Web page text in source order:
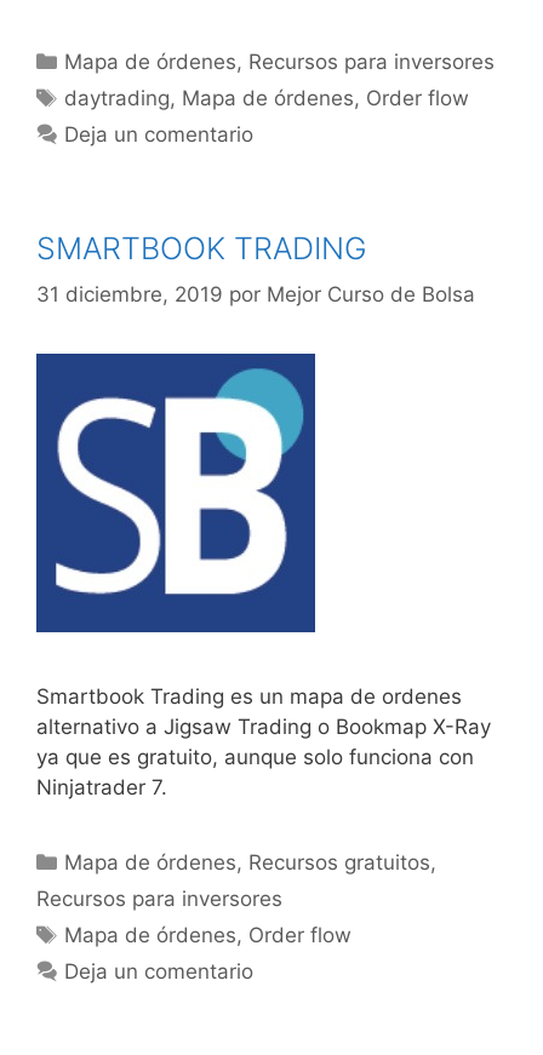
Categorías
Mapa de órdenes, Recursos para inversores
Etiquetas
daytrading, Mapa de órdenes, Order flow
Deja un comentario
SMARTBOOK TRADING
31 diciembre, 2019 por Mejor Curso de Bolsa
Smartbook Trading es un mapa de ordenes
alternativo a Jigsaw Trading o Bookmap X-Ray
ya que es gratuito, aunque solo funciona con
Ninjatrader 7.
Categorías
Mapa de órdenes, Recursos gratuitos,
Recursos para inversores
Etiquetas
Mapa de órdenes, Order flow
Deja un comentario